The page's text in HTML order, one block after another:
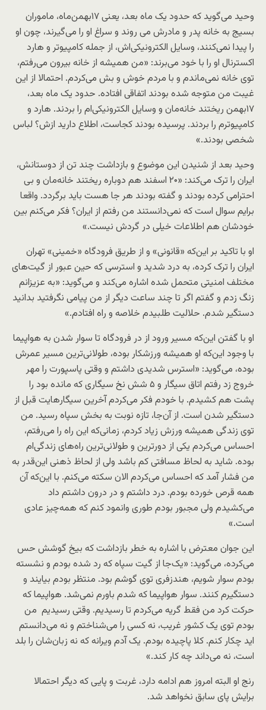
وحید می‌گوید که حدود یک ماه بعد، یعنی ۱۷بهمن‌ماه، ماموران
بسیج به خانه پدر و مادرش می روند و سراغ او را می‌گیرند، چون او
را پیدا نمی‌کنند، وسایل الکترونیکی‌اش، از جمله کامپیوتر و هارد
اکسترنال او را با خود می‌برند: «من همیشه از خانه بیرون می‌رفتم،
توی خانه نمی‌ماندم و با مردم خوش و بش می‌کردم. احتمالا از این
غیبت من متوجه شده بودند اتفاقی افتاده. حدود یک ماه بعد،
۱۷بهمن ریختند خانه‌مان و وسایل الکترونیکی‌ام را بردند. هارد و
کامپیوترم را بردند. پرسیده بودند کجاست، اطلاع دارید ازش؟ لباس
شخصی بودند.»
وحید بعد از شنیدن این موضوع و بازداشت چند تن از دوستانش،
ایران را ترک می‌کند: «۲۰ اسفند هم دوباره ریختند خانه‌مان و بی
احترامی کرده بودند و گفته بودند هر جا هست باید برگردد. واقعا
برایم سوال است که نمی‌دانستند من رفتم از ایران؟ فکر می‌کنم بین
خودشان هم اطلاعات خیلی در گردش نیست.»
او با تاکید بر این‌که «قانونی» و از طریق فرودگاه «خمینی» تهران
ایران را ترک کرده، به درد شدید و استرسی که حین عبور از گیت‌های
مختلف امنیتی متحمل شده اشاره می‌کند و می‌گوید: «به عزیزانم
زنگ زدم و گفتم اگر تا چند ساعت دیگر از من پیامی نگرفتید بدانید
دستگیر شدم. حلالیت طلبیدم خلاصه و راه افتادم.»
او با گفتن این‌که مسیر ورود از در فرودگاه تا سوار شدن به هواپیما
با وجود این‌که او همیشه ورزشکار بوده، طولانی‌ترین مسیر عمرش
بوده، می‌گوید: «استرس شدیدی داشتم و وقتی پاسپورت را مهر
خروج زد رفتم اتاق سیگار و ۵ شش نخ سیگاری که مانده بود را
پشت هم کشیدم. با خودم فکر می‌کردم آخرین سیگارهایت قبل از
دستگیر شدن است. از آن‌جا، تازه نوبت به بخش سپاه رسید. من
توی زندگی همیشه ورزش زیاد کردم، زمانی‌که این راه را می‌رفتم،
احساس می‌کردم یکی از دورترین و طولانی‌ترین راه‌های زندگی‌ام
بوده. شاید به لحاظ مسافتی کم باشد ولی از لحاظ ذهنی این‌قدر به
من فشار آمد که احساس می‌کردم الان سکته می‌کنم. با این‌که آن
همه قرص خورده بودم. درد داشتم و در درون داشتم داد
می‌کشیدم ولی مجبور بودم طوری وانمود کنم که همه‌چیز عادی
است.»
این جوان معترض با اشاره به خطر بازداشت که بیخ گوشش حس
می‌کرده، می‌گوید: «یک‌جا از گیت سپاه که رد شده بودم و نشسته
بودم سوار شویم، هندزفری توی گوشم بود. منتظر بودم بیایند و
دستگیرم کنند. سوار هواپیما که شدم باورم نمی‌شد. هواپیما که
حرکت کرد من فقط گریه می‌کردم تا رسیدیم. وقتی رسیدیم من
بودم توی یک کشور غریب، نه کسی را می‌شناختم و نه می‌دانستم
اید چکار کنم. کلا پاچیده بودم. یک آدم ویرانه که نه زبان‌شان را بلد
است، نه می‌داند چه کار کند.»
رنج او البته امروز هم ادامه دارد، غربت و پایی که دیگر احتمالا
برایش پای سابق نخواهد شد.